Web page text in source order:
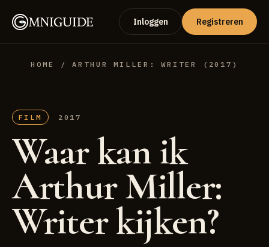
Inloggen Registreren
HOME / ARTHUR MILLER: WRITER (2017)
FILM 2017
Waar kan ik
Arthur Miller:
Writer kijken?